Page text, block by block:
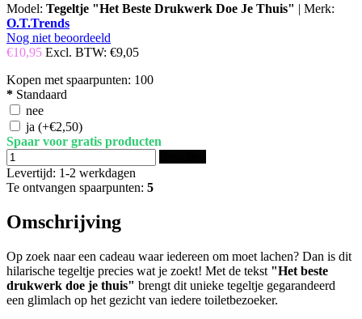
Model: Tegeltje "Het Beste Drukwerk Doe Je Thuis" | Merk:
O.T.Trends
Nog niet beoordeeld
€10,95 Excl. BTW: €9,05
Kopen met spaarpunten: 100
* Standaard
nee
ja (+€2,50)
Spaar voor gratis producten
Levertijd: 1-2 werkdagen
Te ontvangen spaarpunten: 5
Omschrijving
Op zoek naar een cadeau waar iedereen om moet lachen? Dan is dit
hilarische tegeltje precies wat je zoekt! Met de tekst "Het beste
drukwerk doe je thuis" brengt dit unieke tegeltje gegarandeerd
een glimlach op het gezicht van iedere toiletbezoeker.